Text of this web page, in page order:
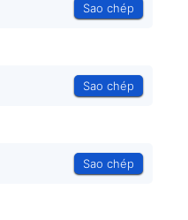
Sao chép
Sao chép
Sao chép